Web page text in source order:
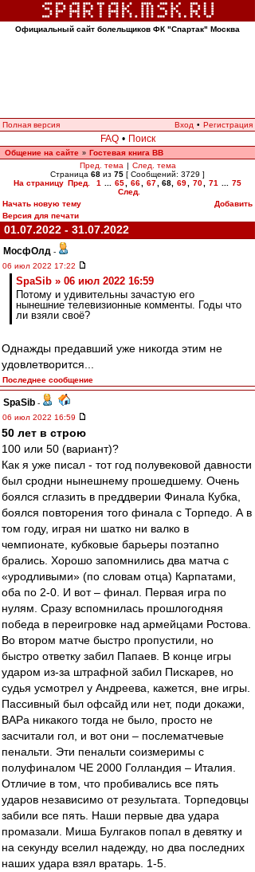
Официальный сайт болельщиков ФК "Спартак" Москва
Полная версия Вход • Регистрация
FAQ • Поиск
Общение на сайте » Гостевая книга ВВ
Пред. тема | След. тема
Страница 68 из 75 [ Сообщений: 3729 ]
На страницу Пред. 1 65 66 67 68 69 70 71
75
След.
Начать новую тему
Добавить
Версия для печати
01.07.2022 - 31.07.2022
МосфОлд -
06 июл 2022 17:22
SpaSib » 06 июл 2022 16:59
Потому и удивительны зачастую его
нынешние телевизионные комменты. Годы что
ли взяли своё?
Однажды предавший уже никогда этим не
удовлетворится...
Последнее сообщение
SpaSib -
06 июл 2022 16:59
50 лет в строю
100 или 50 (вариант)?
Как я уже писал - тот год полувековой давности
был сродни нынешнему прошедшему. Очень
боялся сглазить в преддверии Финала Кубка,
боялся повторения того финала с Торпедо. А в
том году, играя ни шатко ни валко в
чемпионате, кубковые барьеры поэтапно
брались. Хорошо запомнились два матча с
«уродливыми» (по словам отца) Карпатами,
оба по 2-0. И вот – финал. Первая игра по
нулям. Сразу вспомнилась прошлогодняя
победа в переигровке над армейцами Ростова.
Во втором матче быстро пропустили, но
быстро ответку забил Папаев. В конце игры
ударом из-за штрафной забил Пискарев, но
судья усмотрел у Андреева, кажется, вне игры.
Пассивный был офсайд или нет, поди докажи,
ВАРа никакого тогда не было, просто не
засчитали гол, и вот они – послематчевые
пенальти. Эти пенальти соизмеримы с
полуфиналом ЧЕ 2000 Голландия – Италия.
Отличие в том, что пробивались все пять
ударов независимо от результата. Торпедовцы
забили все пять. Наши первые два удара
промазали. Миша Булгаков попал в девятку и
на секунду вселил надежду, но два последних
наших удара взял вратарь. 1-5.